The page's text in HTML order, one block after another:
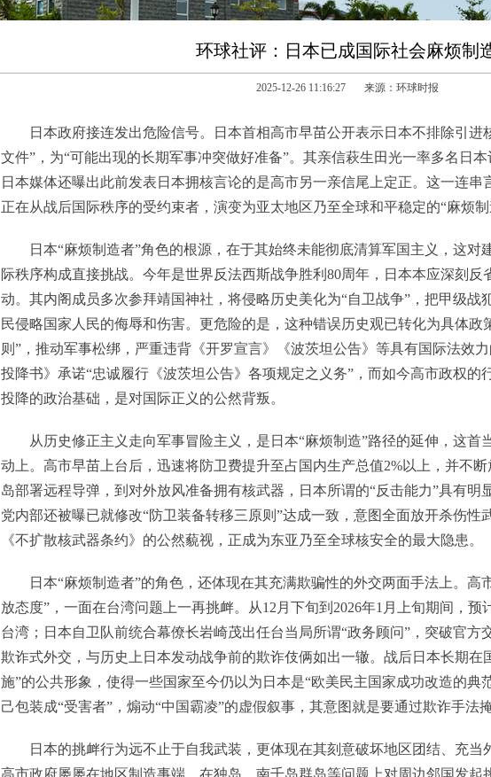
环球社评：日本已成国际社会麻烦制
2025-12-26 11:16:27 来源：环球时报
日本政府接连发出危险信号。日本首相高市早苗公开表示日本不排除引进
文件”，为“可能出现的长期军事冲突做好准备”。其亲信萩生田光一率多名日本
日本媒体还曝出此前发表日本拥核言论的是高市另一亲信尾上定正。这一连串
正在从战后国际秩序的受约束者，演变为亚太地区乃至全球和平稳定的“麻烦制
日本“麻烦制造者”角色的根源，在于其始终未能彻底清算军国主义，这对
际秩序构成直接挑战。今年是世界反法西斯战争胜利80周年，日本本应深刻反
动。其内阁成员多次参拜靖国神社，将侵略历史美化为“自卫战争”，把甲级战
民侵略国家人民的侮辱和伤害。更危险的是，这种错误历史观已转化为具体政
则”，推动军事松绑，严重违背《开罗宣言》《波茨坦公告》等具有国际法效
投降书》承诺“忠诚履行《波茨坦公告》各项规定之义务”，而如今高市政权的
投降的政治基础，是对国际正义的公然背叛。
从历史修正主义走向军事冒险主义，是日本“麻烦制造”路径的延伸，这首
动上。高市早苗上台后，迅速将防卫费提升至占国内生产总值2%以上，并不
岛部署远程导弹，到对外放风准备拥有核武器，日本所谓的“反击能力”具有明
党内部还被曝已就修改“防卫装备转移三原则”达成一致，意图全面放开杀伤性
《不扩散核武器条约》的公然藐视，正成为东亚乃至全球核安全的最大隐患。
日本“麻烦制造者”的角色，还体现在其充满欺骗性的外交两面手法上。高
放态度”，一面在台湾问题上一再挑衅。从12月下旬到2026年1月上旬期间，预
台湾；日本自卫队前统合幕僚长岩崎茂出任台当局所谓“政务顾问”，突破官方
欺诈式外交，与历史上日本发动战争前的欺诈伎俩如出一辙。战后日本长期在
施”的公共形象，使得一些国家至今仍以为日本是“欧美民主国家成功改造的典
己包装成“受害者”，煽动“中国霸凌”的虚假叙事，其意图就是要通过欺诈手法
日本的挑衅行为远不止于自我武装，更体现在其刻意破坏地区团结、充当
高市政府屡屡在地区制造事端，在独岛、南千岛群岛等问题上对周边邻国发起